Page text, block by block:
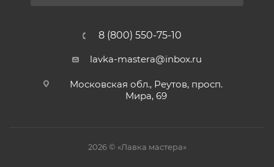
8 (800) 550-75-10
lavka-mastera@inbox.ru
Московская обл., Реутов, просп.
Мира, 69
2026 © «Лавка мастера»